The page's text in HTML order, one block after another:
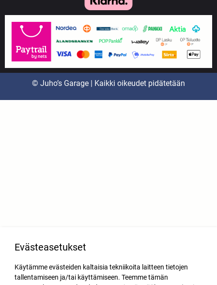
© Juho’s Garage | Kaikki oikeudet pidätetään
Evästeasetukset
Käytämme evästeiden kaltaisia tekniikoita laitteen tietojen
tallentamiseen ja/tai käyttämiseen. Teemme tämän